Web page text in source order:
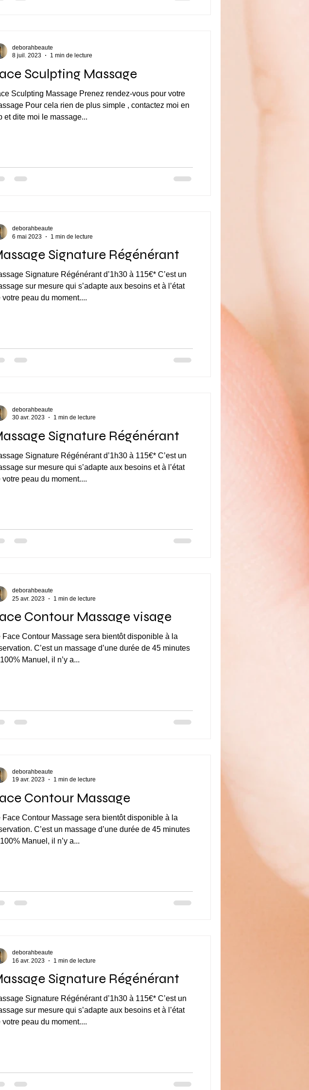
Sculpting Massage
Sculpting Massage Prenez rendez-vous pour votre
Pour cela rien de plus simple , contactez moi en
et dite moi le massage...
deborahbeaute
8 juil. 2023
1 min de lecture
Signature Régénérant
Signature Régénérant d’1h30 à 115€* C’est un
sur mesure qui s’adapte aux besoins et à l’état
votre peau du moment....
deborahbeaute
6 mai 2023
1 min de lecture
Signature Régénérant
Signature Régénérant d’1h30 à 115€* C’est un
sur mesure qui s’adapte aux besoins et à l’état
votre peau du moment....
deborahbeaute
30 avr. 2023
1 min de lecture
Contour Massage visage
Face Contour Massage sera bientôt disponible à la
C’est un massage d’une durée de 45 minutes
Manuel, il n’y a...
deborahbeaute
25 avr. 2023
1 min de lecture
Contour Massage
Face Contour Massage sera bientôt disponible à la
C’est un massage d’une durée de 45 minutes
Manuel, il n’y a...
deborahbeaute
19 avr. 2023
1 min de lecture
Signature Régénérant
Signature Régénérant d’1h30 à 115€* C’est un
sur mesure qui s’adapte aux besoins et à l’état
votre peau du moment....
deborahbeaute
16 avr. 2023
1 min de lecture